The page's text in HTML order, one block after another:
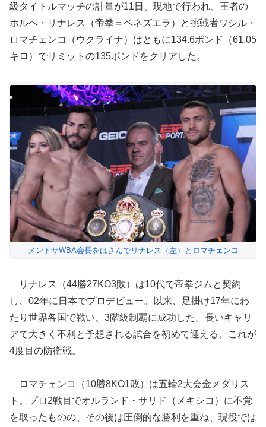
級タイトルマッチの計量が11日、現地で行われ、王者の
ホルヘ・リナレス（帝拳＝ベネズエラ）と挑戦者ワシル・
ロマチェンコ（ウクライナ）はともに134.6ポンド（61.05
キロ）でリミットの135ポンドをクリアした。
メンドサWBA会長をはさんでリナレス（左）とロマチェンコ
リナレス（44勝27KO3敗）は10代で帝拳ジムと契約
し、02年に日本でプロデビュー。以来、足掛け17年にわ
たり世界各国で戦い、3階級制覇に成功した。長いキャリ
アで大きく不利と予想される試合を初めて迎える。これが
4度目の防衛戦。
ロマチェンコ（10勝8KO1敗）は五輪2大会金メダリス
ト。プロ2戦目でオルランド・サリド（メキシコ）に不覚
を取ったものの、その後は圧倒的な勝利を重ね、現役では